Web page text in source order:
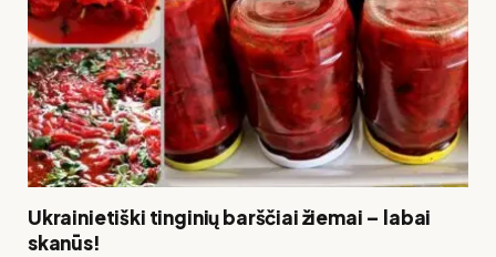
Ukrainietiški tinginių barščiai žiemai – labai
skanūs!